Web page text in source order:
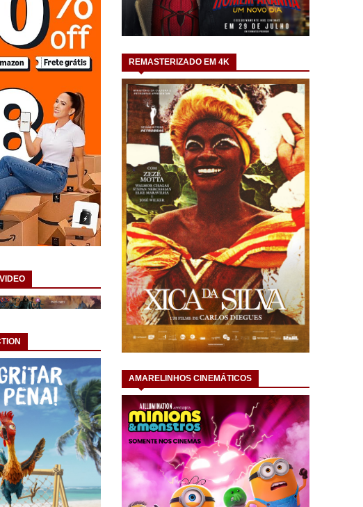
REMASTERIZADO EM 4K
AMARELINHOS CINEMÁTICOS